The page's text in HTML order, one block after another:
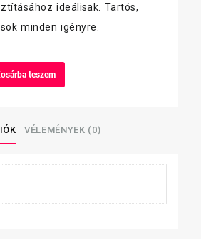
ideálisak. Tartós,
minden igényre.
teszem
VÉLEMÉNYEK (0)